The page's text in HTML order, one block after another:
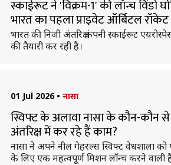
स्काईरूट ने 'विक्रम-1' की लॉन्च विंडो
भारत का पहला प्राइवेट ऑर्बिटल रॉकेट
भारत की निजी अंतरिक्ष कंपनी स्काईरूट
की तैयारी कर रही है।
01 Jul 2026 • नासा
स्विफ्ट के अलावा नासा के कौन-कौन
अंतरिक्ष में कर रहे हैं काम?
नासा ने अपने नील गेहरल्स स्विफ्ट वेधशाला को
के लिए एक महत्वपूर्ण मिशन लॉन्च करने वाली